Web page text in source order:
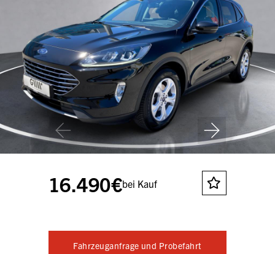
16.490€bei Kauf
Fahrzeuganfrage und Probefahrt